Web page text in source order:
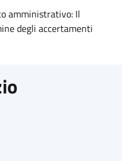
amministrativo: Il
degli accertamenti